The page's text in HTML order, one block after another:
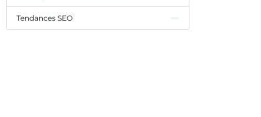
Tendances SEO